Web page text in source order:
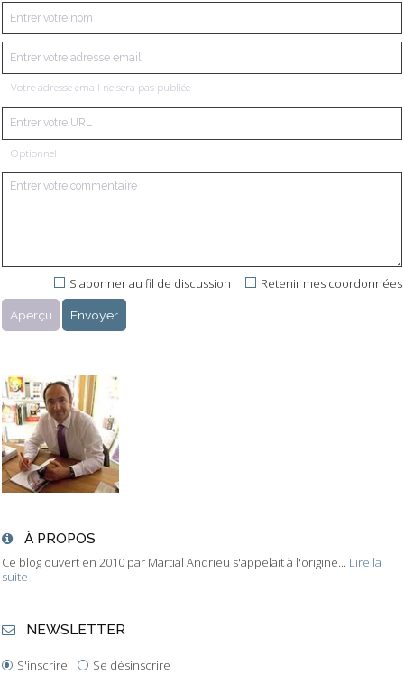
À PROPOS
Ce blog ouvert en 2010 par Martial Andrieu s'appelait à l'origine... Lire la
suite
NEWSLETTER
S'inscrire Se désinscrire
Votre adresse email ne sera pas publiée
Optionnel
Retenir mes coordonnées
S'abonner au fil de discussion